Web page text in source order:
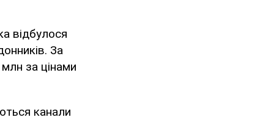
відбулося
За
млн за цінами
канали